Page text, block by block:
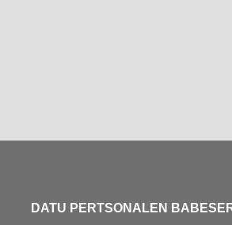
DATU PERTSONALEN